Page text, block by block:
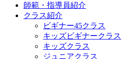
師範・指導員紹介
クラス紹介
ビギナー45クラス
キッズビギナークラス
キッズクラス
ジュニアクラス